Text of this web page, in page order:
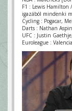
F1 : Lewis Hamilton
igazából mindenki
Cycling : Pogacar,
Darts : Nathan
UFC : Justin
Euroleague :